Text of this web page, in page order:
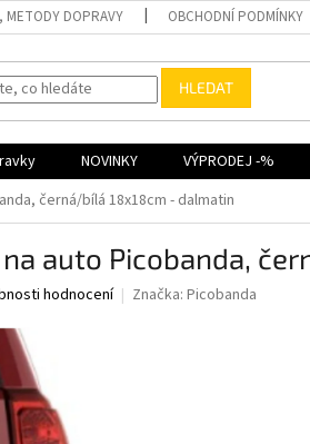
METODY DOPRAVY OBCHODNÍ PODMÍNKY
HLEDAT
NOVINKY VÝPRODEJ -%
černá/bílá 18x18cm - dalmatin
auto Picobanda,
hodnocení Značka: Picobanda